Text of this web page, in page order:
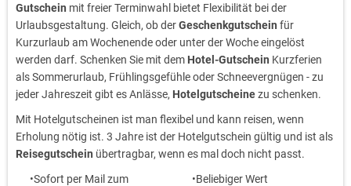
Gutschein mit freier Terminwahl bietet Flexibilität bei der
Urlaubsgestaltung. Gleich, ob derGeschenkgutschein für
Kurzurlaub am Wochenende oder unter der Woche eingelöst
werden darf. Schenken Sie mit dem Hotel-Gutschein Kurzferien
als Sommerurlaub, Frühlingsgefühle oder Schneevergnügen - zu
jeder Jahreszeit gibt es Anlässe, Hotelgutscheinezu schenken.
Mit Hotelgutscheinen ist man flexibel und kann reisen, wenn
Erholung nötig ist. 3 Jahre ist der Hotelgutschein gültig und ist als
Reisegutschein übertragbar, wenn es mal doch nicht passt.
Sofort per Mail zum
Beliebiger Wert